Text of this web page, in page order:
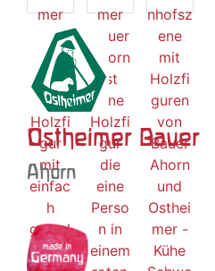
Ostheimer Bauer
Ahorn